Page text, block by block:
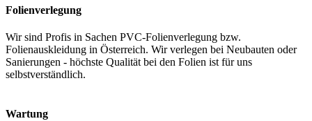
Folienverlegung
Wir sind Profis in Sachen PVC-Folienverlegung bzw.
Folienauskleidung in Österreich. Wir verlegen bei Neubauten oder
Sanierungen - höchste Qualität bei den Folien ist für uns
selbstverständlich.
Wartung